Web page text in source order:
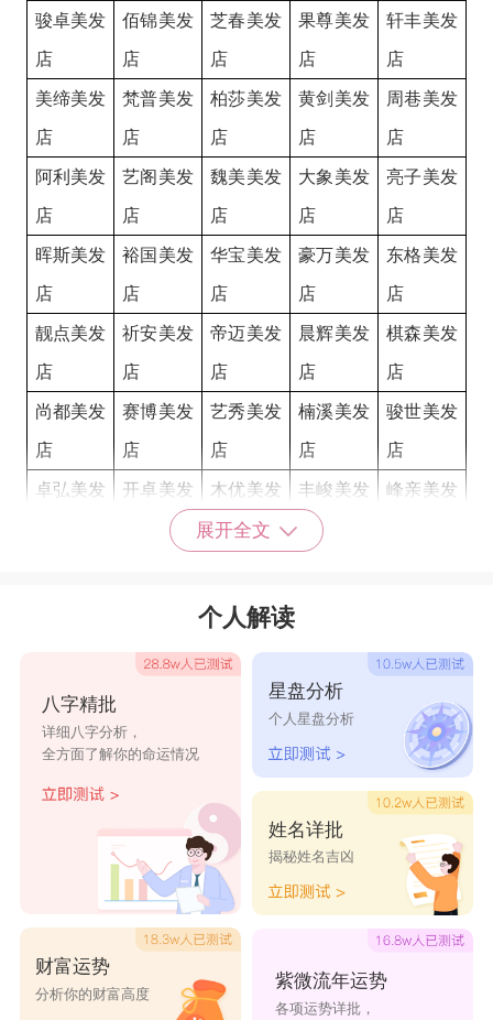
骏卓美发
店
佰锦美发
店
芝春美发
店
果尊美发
店
轩丰美发
店
美缔美发
店
梵普美发
店
柏莎美发
店
黄剑美发
店
周巷美发
店
阿利美发
店
艺阁美发
店
魏美美发
店
大象美发
店
亮子美发
店
晖斯美发
店
裕国美发
店
华宝美发
店
豪万美发
店
东格美发
店
靓点美发
店
祈安美发
店
帝迈美发
店
晨辉美发
店
棋森美发
店
尚都美发
店
赛博美发
店
艺秀美发
店
楠溪美发
店
骏世美发
店
卓弘美发 开卓美发 木优美发
店
丰峻美发 峰亲美发
店
发店
2022年美发店起名字个性创意时尚
艾柏丽美
发店
道晟和美 绕指柔美
发店
佛伦斯美 酷美仪美
发店
易剪宝美 发丝缘美
发店
梅琳欣美
发店
三丽人美
发店
独伊特美
发店
发店
星贵族美 潘芳芳美 宝艺丝美 都名流美
音斯美美 影博莎美 美绣源美 唐风彩美
展开全文
个人解读
八字精批
详细八字分析，
全方面了解你的命运情况
财富运势
分析你的财富高度
星盘分析
个人星盘分析
姓名详批
揭秘姓名吉凶
紫微流年运势
各项运势详批，